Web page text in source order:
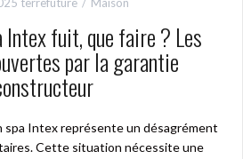
Intex fuit, que faire ? Les
par la garantie
spa Intex représente un désagrément
Cette situation nécessite une